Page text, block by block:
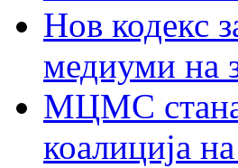
Нов кодекс
медиуми на
МЦМС стана
коалиција